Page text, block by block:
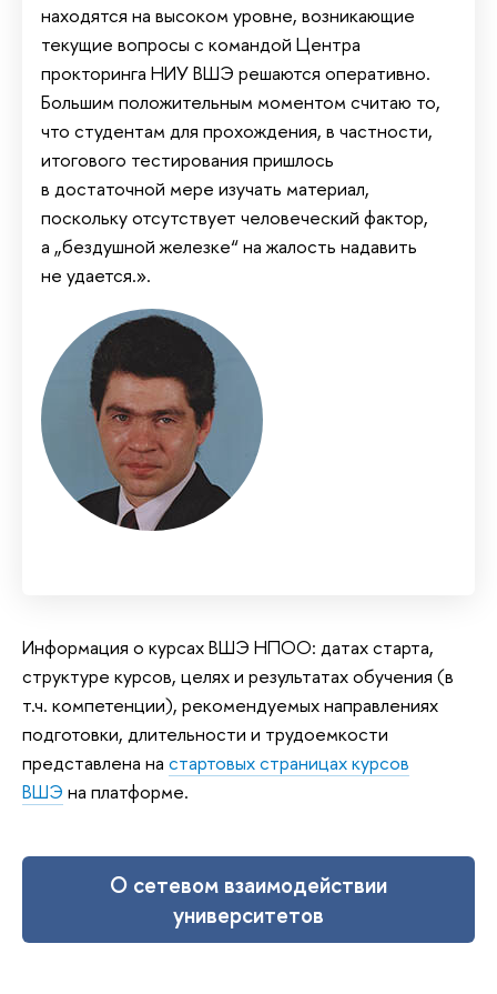
Мы используем файлы cookies для улучшения работы сайта
можно найтиздесь, наши правила обработки персональных
данных –
. Продолжая пользоваться сайтом, вы
подтверждаете, что были проинформированы об
использовании файлов cookies сайтом НИУ ВШЭ и согласны
с нашими правилами обработки персональных данных. Вы
находятся на высоком уровне, возникающие
текущие вопросы с командой Центра
прокторинга НИУ ВШЭ решаются оперативно.
Большим положительным моментом считаю то,
что студентам для прохождения, в частности,
итогового тестирования пришлось
в достаточной мере изучать материал,
поскольку отсутствует человеческий фактор,
а „бездушной железке“ на жалость надавить
не удается.».
Информация о курсах ВШЭ НПОО: датах старта,
структуре курсов, целях и результатах обучения (в
т.ч. компетенции), рекомендуемых направлениях
подготовки, длительности и трудоемкости
представлена на стартовых страницах курсов
ВШЭ на платформе.
О сетевом взаимодействии
университетов